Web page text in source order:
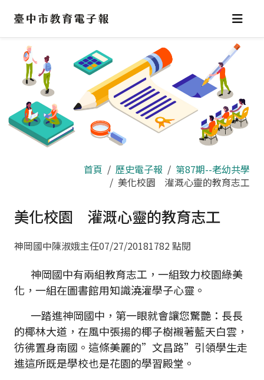
區
首頁 歷史電子報
第87期--老幼共學
美化校園 灌溉心靈的教育志工
美化校園 灌溉心靈的教育志工
神岡國中陳淑娥主任07/27/20181782 點閱
神岡國中有兩組教育志工，一組致力校園綠美
化，一組在圖書館用知識澆灌學子心靈。
一踏進神岡國中，第一眼就會讓您驚艷：長長
的椰林大道，在風中張揚的椰子樹襯著藍天白雲，
彷彿置身南國。這條美麗的”文昌路”引領學生走
進這所既是學校也是花園的學習殿堂。